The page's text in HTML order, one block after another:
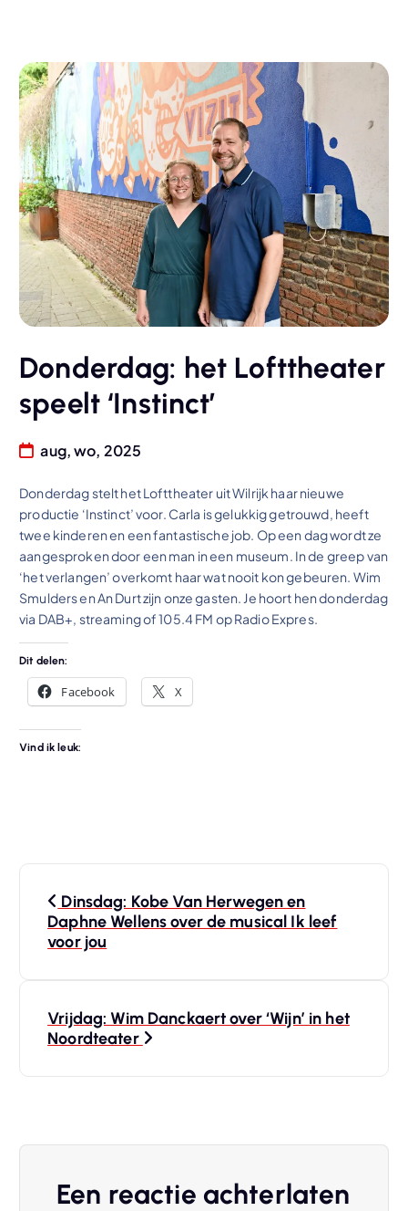
Donderdag: het Lofttheater
speelt ‘Instinct’
aug, wo, 2025
Donderdag stelt het Lofttheater uit Wilrijk haar nieuwe
productie ‘Instinct’ voor. Carla is gelukkig getrouwd, heeft
twee kinderen en een fantastische job. Op een dag wordt ze
aangesproken door een man in een museum. In de greep van
‘het verlangen’ overkomt haar wat nooit kon gebeuren. Wim
Smulders en An Durt zijn onze gasten. Je hoort hen donderdag
via DAB+, streaming of 105.4 FM op Radio Expres.
Dit delen:
Facebook X
Vind ik leuk:
t
Dinsdag: Kobe Van Herwegen en
Daphne Wellens over de musical Ik leef
voor jou
Vrijdag: Wim Danckaert over ‘Wijn’ in het
Noordteater
Een reactie achterlaten